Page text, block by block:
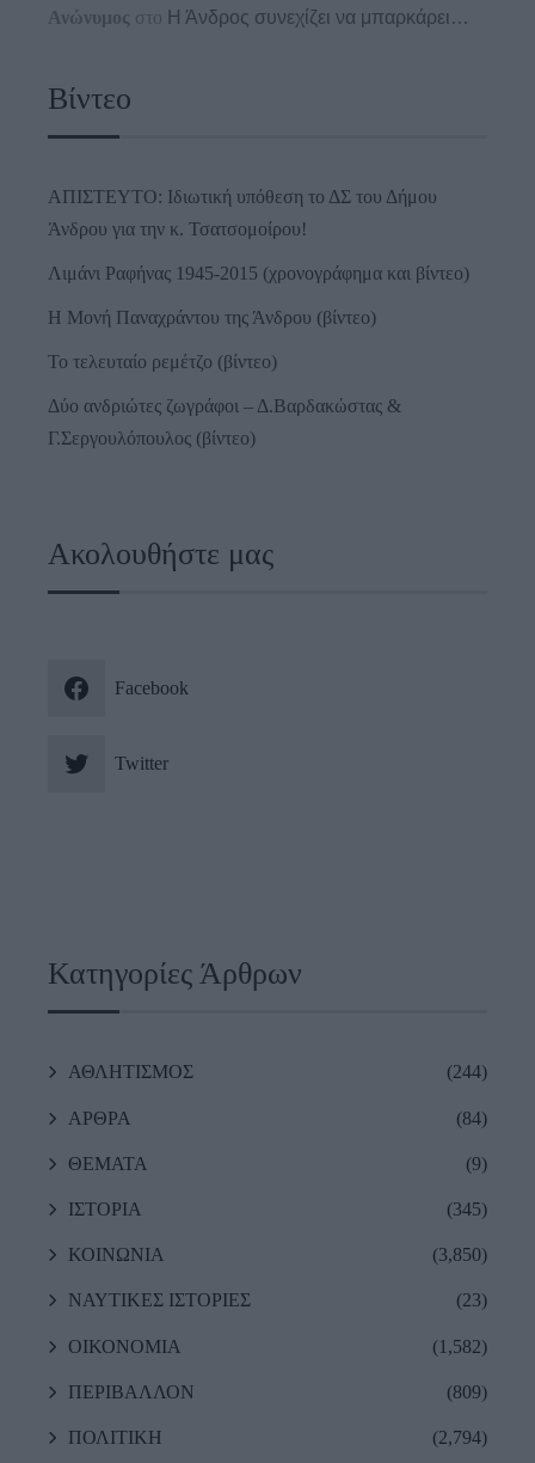
Ανώνυμος στο Η Άνδρος συνεχίζει να μπαρκάρει…
Βίντεο
ΑΠΙΣΤΕΥΤΟ: Ιδιωτική υπόθεση το ΔΣ του Δήμου
Άνδρου για την κ. Τσατσομοίρου!
Λιμάνι Ραφήνας 1945-2015 (χρονογράφημα και βίντεο)
Η Μονή Παναχράντου της Άνδρου (βίντεο)
Το τελευταίο ρεμέτζο (βίντεο)
Δύο ανδριώτες ζωγράφοι – Δ.Βαρδακώστας &
Γ.Σεργουλόπουλος (βίντεο)
Ακολουθήστε μας
Facebook
Twitter
Κατηγορίες Άρθρων
ΑΘΛΗΤΙΣΜΟΣ (244)
ΑΡΘΡΑ (84)
ΘΕΜΑΤΑ (9)
ΙΣΤΟΡΙΑ (345)
ΚΟΙΝΩΝΙΑ (3,850)
ΝΑΥΤΙΚΕΣ ΙΣΤΟΡΙΕΣ (23)
ΟΙΚΟΝΟΜΙΑ (1,582)
ΠΕΡΙΒΑΛΛΟΝ (809)
ΠΟΛΙΤΙΚΗ (2,794)